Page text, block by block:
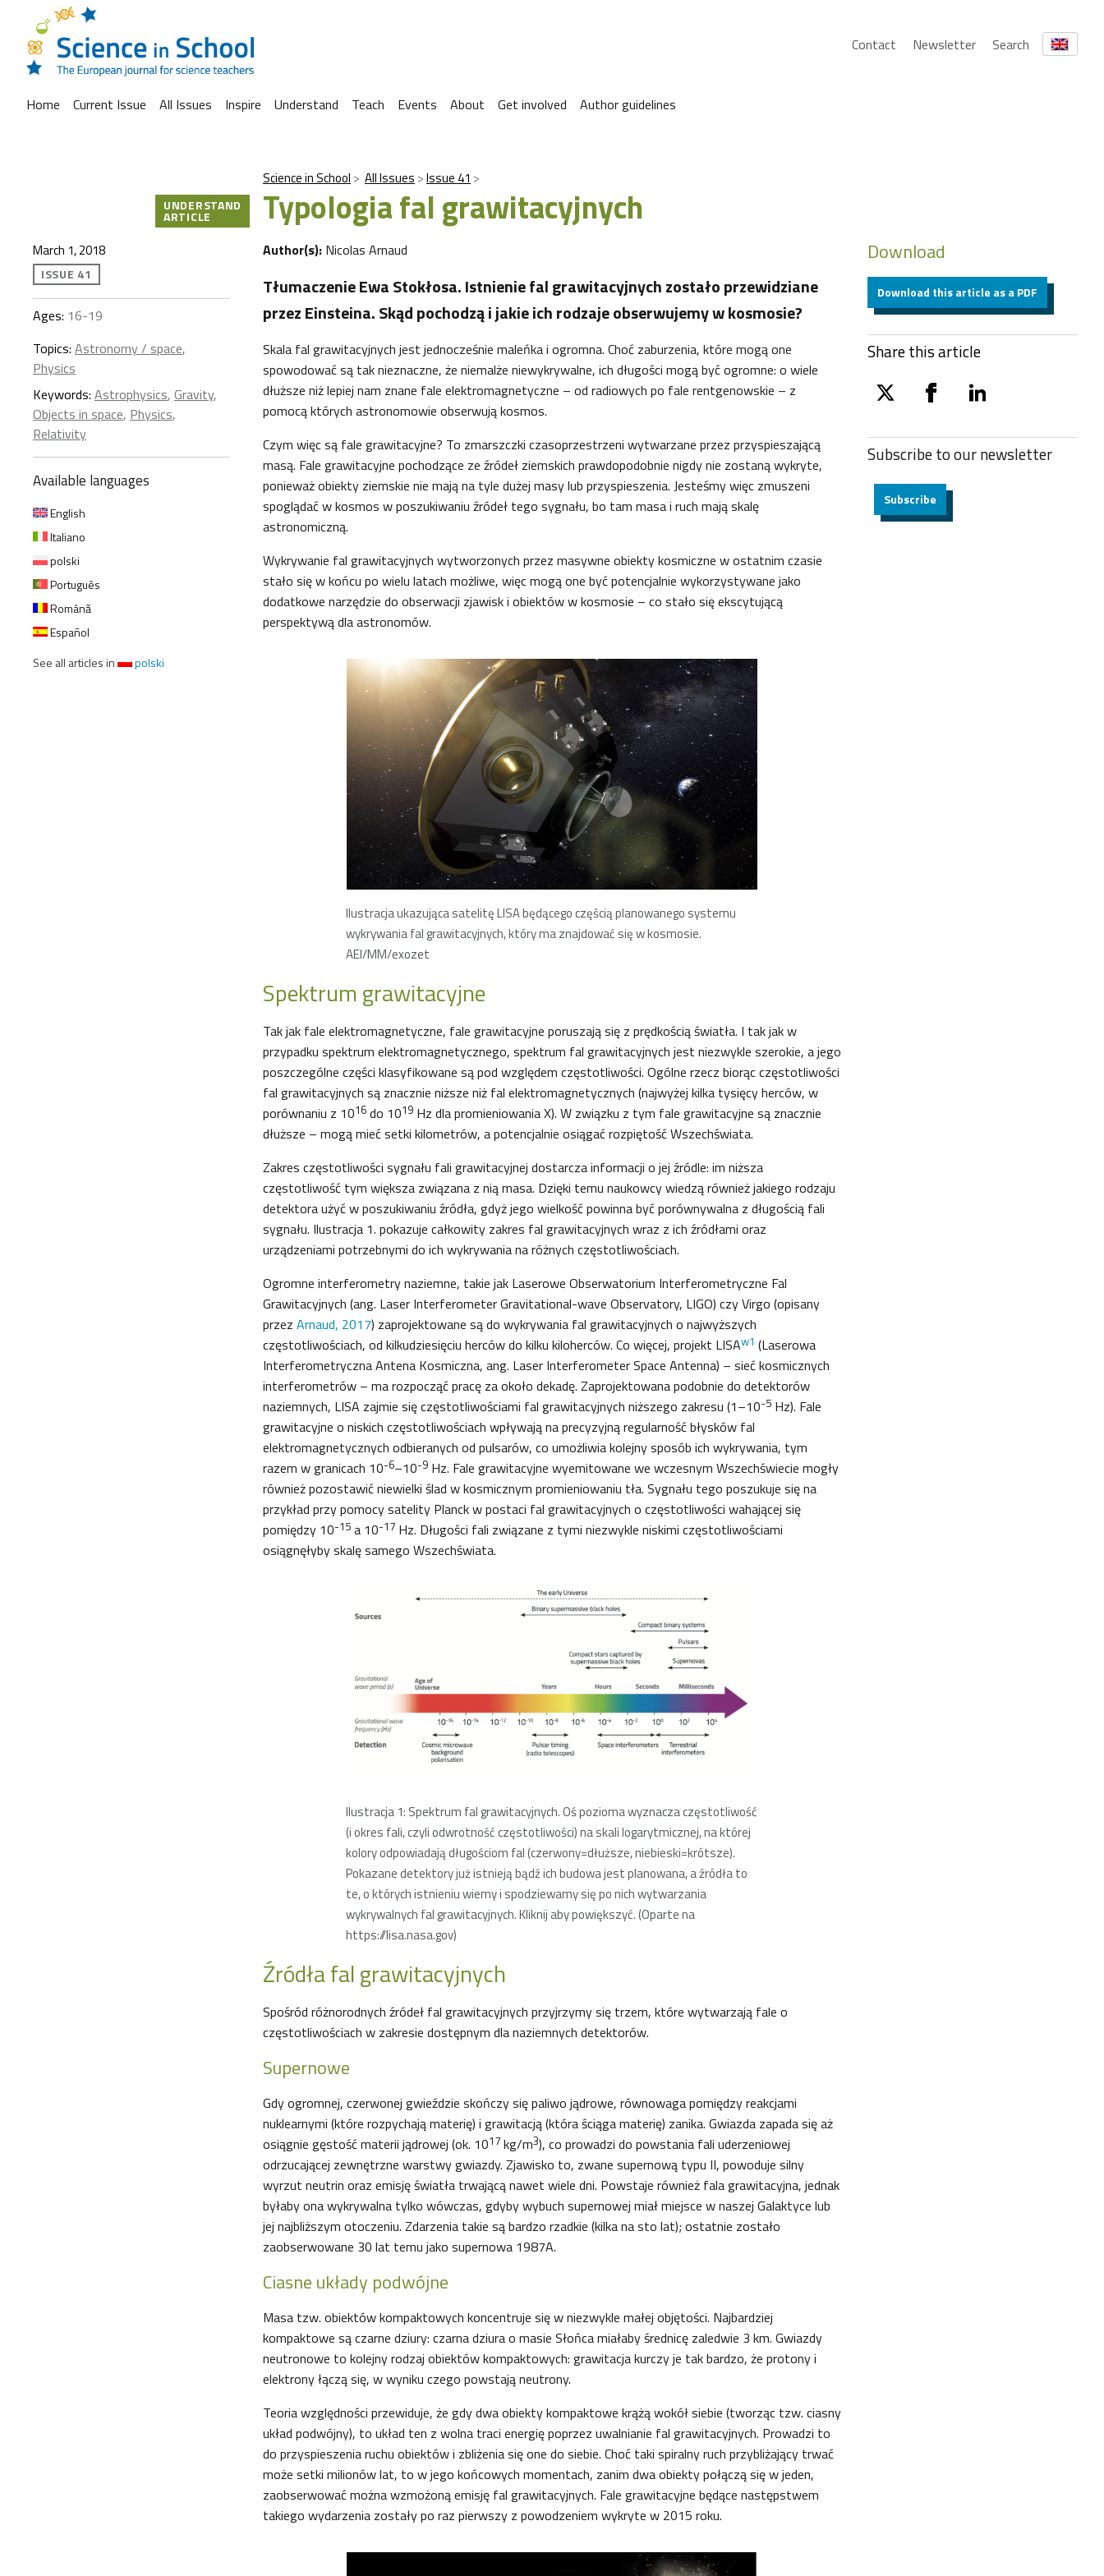
Contact Newsletter Search
Home Current Issue All Issues Inspire Understand Teach Events About Get involved Author guidelines
Science in School All Issues Issue 41
Typologia fal grawitacyjnych
UNDERSTAND
ARTICLE
March 1, 2018
ISSUE 41
Ages: 16-19
Topics: Astronomy / space,
Physics
Keywords: Astrophysics, Gravity,
Objects in space, Physics,
Relativity
Available languages
English
Italiano
polski
Português
Română
Español
See all articles in
polski
Author(s): Nicolas Arnaud
Tłumaczenie Ewa Stokłosa. Istnienie fal grawitacyjnych zostało przewidziane
przez Einsteina. Skąd pochodzą i jakie ich rodzaje obserwujemy w kosmosie?
Skala fal grawitacyjnych jest jednocześnie maleńka i ogromna. Choć zaburzenia, które mogą one
spowodować są tak nieznaczne, że niemalże niewykrywalne, ich długości mogą być ogromne: o wiele
dłuższe niż lepiej nam znane fale elektromagnetyczne – od radiowych po fale rentgenowskie – z
pomocą których astronomowie obserwują kosmos.
Czym więc są fale grawitacyjne? To zmarszczki czasoprzestrzeni wytwarzane przez przyspieszającą
masą. Fale grawitacyjne pochodzące ze źródeł ziemskich prawdopodobnie nigdy nie zostaną wykryte,
ponieważ obiekty ziemskie nie mają na tyle dużej masy lub przyspieszenia. Jesteśmy więc zmuszeni
spoglądać w kosmos w poszukiwaniu źródeł tego sygnału, bo tam masa i ruch mają skalę
astronomiczną.
Wykrywanie fal grawitacyjnych wytworzonych przez masywne obiekty kosmiczne w ostatnim czasie
stało się w końcu po wielu latach możliwe, więc mogą one być potencjalnie wykorzystywane jako
dodatkowe narzędzie do obserwacji zjawisk i obiektów w kosmosie – co stało się ekscytującą
perspektywą dla astronomów.
Ilustracja ukazująca satelitę LISA będącego częścią planowanego systemu
wykrywania fal grawitacyjnych, który ma znajdować się w kosmosie.
AEI/MM/exozet
Spektrum grawitacyjne
Tak jak fale elektromagnetyczne, fale grawitacyjne poruszają się z prędkością światła. I tak jak w
przypadku spektrum elektromagnetycznego, spektrum fal grawitacyjnych jest niezwykle szerokie, a jego
poszczególne części klasyfikowane są pod względem częstotliwości. Ogólne rzecz biorąc częstotliwości
fal grawitacyjnych są znacznie niższe niż fal elektromagnetycznych (najwyżej kilka tysięcy herców, w
porównaniu z 1016 do 1019 Hz dla promieniowania X). W związku z tym fale grawitacyjne są znacznie
dłuższe – mogą mieć setki kilometrów, a potencjalnie osiągać rozpiętość Wszechświata.
Zakres częstotliwości sygnału fali grawitacyjnej dostarcza informacji o jej źródle: im niższa
częstotliwość tym większa związana z nią masa. Dzięki temu naukowcy wiedzą również jakiego rodzaju
detektora użyć w poszukiwaniu źródła, gdyż jego wielkość powinna być porównywalna z długością fali
sygnału. Ilustracja 1. pokazuje całkowity zakres fal grawitacyjnych wraz z ich źródłami oraz
urządzeniami potrzebnymi do ich wykrywania na różnych częstotliwościach.
Ogromne interferometry naziemne, takie jak Laserowe Obserwatorium Interferometryczne Fal
Grawitacyjnych (ang. Laser Interferometer Gravitational-wave Observatory, LIGO) czy Virgo (opisany
przez Arnaud, 2017) zaprojektowane są do wykrywania fal grawitacyjnych o najwyższych
częstotliwościach, od kilkudziesięciu herców do kilku kiloherców. Co więcej, projekt LISAw1 (Laserowa
Interferometryczna Antena Kosmiczna, ang. Laser Interferometer Space Antenna) – sieć kosmicznych
interferometrów – ma rozpocząć pracę za około dekadę. Zaprojektowana podobnie do detektorów
naziemnych, LISA zajmie się częstotliwościami fal grawitacyjnych niższego zakresu (1–10-5 Hz). Fale
grawitacyjne o niskich częstotliwościach wpływają na precyzyjną regularność błysków fal
elektromagnetycznych odbieranych od pulsarów, co umożliwia kolejny sposób ich wykrywania, tym
razem w granicach 10-6–10-9 Hz. Fale grawitacyjne wyemitowane we wczesnym Wszechświecie mogły
również pozostawić niewielki ślad w kosmicznym promieniowaniu tła. Sygnału tego poszukuje się na
przykład przy pomocy satelity Planck w postaci fal grawitacyjnych o częstotliwości wahającej się
pomiędzy 10-15 a 10-17 Hz. Długości fali związane z tymi niezwykle niskimi częstotliwościami
osiągnęłyby skalę samego Wszechświata.
Ilustracja 1: Spektrum fal grawitacyjnych. Oś pozioma wyznacza częstotliwość
(i okres fali, czyli odwrotność częstotliwości) na skali logarytmicznej, na której
kolory odpowiadają długościom fal (czerwony=dłuższe, niebieski=krótsze).
Pokazane detektory już istnieją bądź ich budowa jest planowana, a źródła to
te, o których istnieniu wiemy i spodziewamy się po nich wytwarzania
wykrywalnych fal grawitacyjnych. Kliknij aby powiększyć. (Oparte na
https://lisa.nasa.gov)
Źródła fal grawitacyjnych
Spośród różnorodnych źródeł fal grawitacyjnych przyjrzymy się trzem, które wytwarzają fale o
częstotliwościach w zakresie dostępnym dla naziemnych detektorów.
Supernowe
Gdy ogromnej, czerwonej gwieździe skończy się paliwo jądrowe, równowaga pomiędzy reakcjami
nuklearnymi (które rozpychają materię) i grawitacją (która ściąga materię) zanika. Gwiazda zapada się aż
osiągnie gęstość materii jądrowej (ok. 1017 kg/m3), co prowadzi do powstania fali uderzeniowej
odrzucającej zewnętrzne warstwy gwiazdy. Zjawisko to, zwane supernową typu II, powoduje silny
wyrzut neutrin oraz emisję światła trwającą nawet wiele dni. Powstaje również fala grawitacyjna, jednak
byłaby ona wykrywalna tylko wówczas, gdyby wybuch supernowej miał miejsce w naszej Galaktyce lub
jej najbliższym otoczeniu. Zdarzenia takie są bardzo rzadkie (kilka na sto lat); ostatnie zostało
zaobserwowane 30 lat temu jako supernowa 1987A.
Ciasne układy podwójne
Masa tzw. obiektów kompaktowych koncentruje się w niezwykle małej objętości. Najbardziej
kompaktowe są czarne dziury: czarna dziura o masie Słońca miałaby średnicę zaledwie 3 km. Gwiazdy
neutronowe to kolejny rodzaj obiektów kompaktowych: grawitacja kurczy je tak bardzo, że protony i
elektrony łączą się, w wyniku czego powstają neutrony.
Teoria względności przewiduje, że gdy dwa obiekty kompaktowe krążą wokół siebie (tworząc tzw. ciasny
układ podwójny), to układ ten z wolna traci energię poprzez uwalnianie fal grawitacyjnych. Prowadzi to
do przyspieszenia ruchu obiektów i zbliżenia się one do siebie. Choć taki spiralny ruch przybliżający trwać
może setki milionów lat, to w jego końcowych momentach, zanim dwa obiekty połączą się w jeden,
zaobserwować można wzmożoną emisję fal grawitacyjnych. Fale grawitacyjne będące następstwem
takiego wydarzenia zostały po raz pierwszy z powodzeniem wykryte w 2015 roku.
Download
Download this article as a PDF
Share this article
twitter facebooklinkedin
Subscribe to ournewsletter
Subscribe